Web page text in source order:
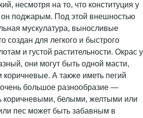
несмотря на то, что конституция у
он поджарым. Под этой внешностью
мускулатура, выносливые
создан для легкого и быстрого
и густой растительности. Окрас у
они могут быть одной масти,
А также иметь пегий
очень большое разнообразие —
коричневыми, белыми, желтыми или
пес может быть забавным в